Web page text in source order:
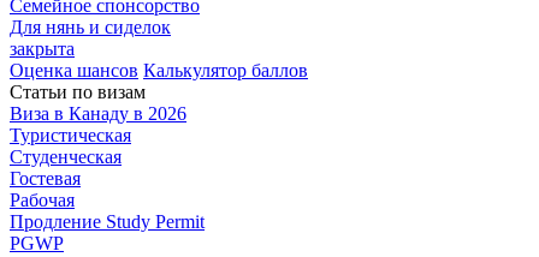
Семейное спонсорство
Для нянь и сиделок
закрыта
Оценка шансов Калькулятор баллов
Статьи по визам
Виза в Канаду в 2026
Туристическая
Студенческая
Гостевая
Рабочая
Продление Study Permit
PGWP